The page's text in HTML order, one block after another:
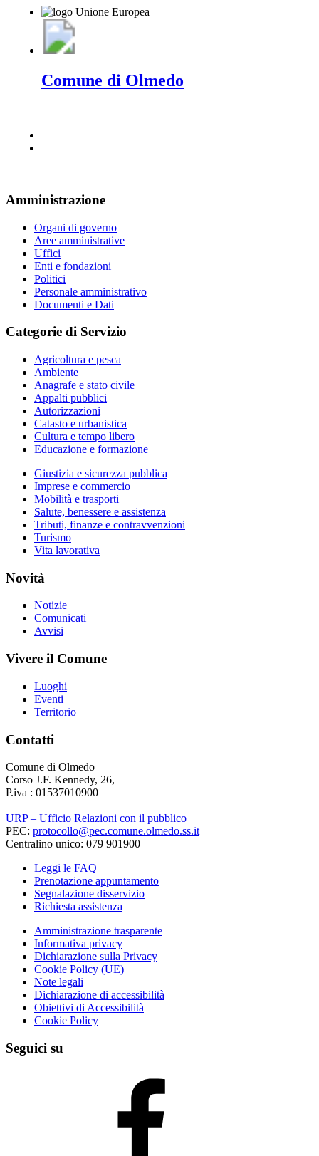
Comune di Olmedo
Amministrazione
Organi di governo
Aree amministrative
Uffici
Enti e fondazioni
Politici
Personale amministrativo
Documenti e Dati
Categorie di Servizio
Agricoltura e pesca
Ambiente
Anagrafe e stato civile
Appalti pubblici
Autorizzazioni
Catasto e urbanistica
Cultura e tempo libero
Educazione e formazione
Giustizia e sicurezza pubblica
Imprese e commercio
Mobilità e trasporti
Salute, benessere e assistenza
Tributi, finanze e contravvenzioni
Turismo
Vita lavorativa
Novità
Notizie
Comunicati
Avvisi
Vivere il Comune
Luoghi
Eventi
Territorio
Contatti
Comune di Olmedo
Corso J.F. Kennedy, 26,
P.iva : 01537010900
URP – Ufficio Relazioni con il pubblico
PEC: protocollo@pec.comune.olmedo.ss.it
Centralino unico: 079 901900
Leggi le FAQ
Prenotazione appuntamento
Segnalazione disservizio
Richiesta assistenza
Amministrazione trasparente
Informativa privacy
Dichiarazione sulla Privacy
Cookie Policy (UE)
Note legali
Dichiarazione di accessibilità
Obiettivi di Accessibilità
Cookie Policy
Seguici su